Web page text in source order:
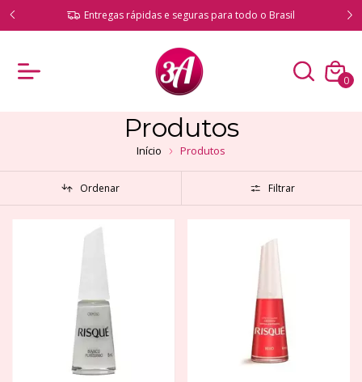
Compre com total segurança e produtos originais
garantidos
0
Produtos
Início Produtos
Ordenar Filtrar